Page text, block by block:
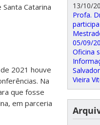
Catarina
2021 houve
Na
que fosse
em parceria
13/10/
Profa.
05/09/
Oficina
Vieira